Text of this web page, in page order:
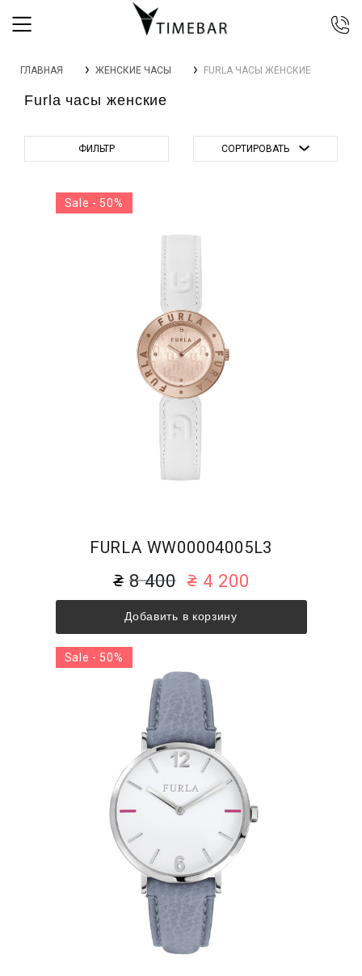
044 392 44 45
099 399 23 80
Бесплатно по Украине
ГЛАВНАЯ ЖЕНСКИЕ ЧАСЫ FURLA ЧАСЫ ЖЕНСКИЕ
Furla часы женские
ФИЛЬТР СОРТИРОВАТЬ
FURLA WW00004005L3
8 400 4 200
Добавить в корзину
Sale - 50%
Sale - 50%